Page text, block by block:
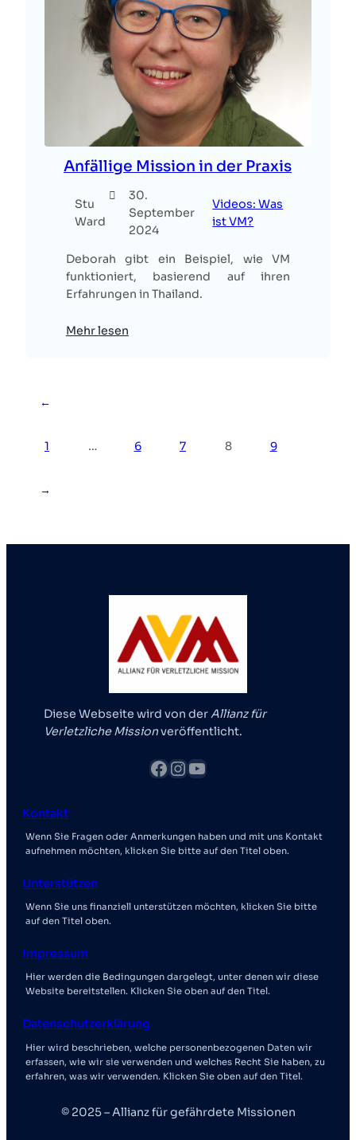
Anfällige Mission in der Praxis
Stu
Ward
30.
September
2024
Videos: Was
ist VM?
Deborah gibt ein Beispiel, wie VM
funktioniert, basierend auf ihren
Erfahrungen in Thailand.
Mehr lesen
←
1 … 6 7 8 9
→
Diese Webseite wird von derAllianz für
Verletzliche Missionveröffentlicht.
Facebook InstagramYouTube
Kontakt
Wenn Sie Fragen oder Anmerkungen haben und mit uns Kontakt
aufnehmen möchten, klicken Sie bitte auf den Titel oben.
Unterstützen
Wenn Sie uns finanziell unterstützen möchten, klicken Sie bitte
auf den Titel oben.
Impressum
Hier werden die Bedingungen dargelegt, unter denen wir diese
Website bereitstellen. Klicken Sie oben auf den Titel.
Datenschutzerklärung
Hier wird beschrieben, welche personenbezogenen Daten wir
erfassen, wie wir sie verwenden und welches Recht Sie haben, zu
erfahren, was wir verwenden. Klicken Sie oben auf den Titel.
© 2025 – Allianz für gefährdete Missionen